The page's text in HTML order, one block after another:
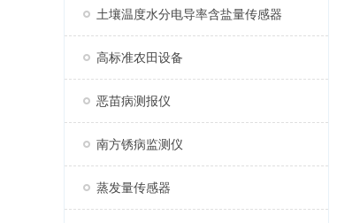
土壤温度水分电导率含盐量传感器
高标准农田设备
恶苗病测报仪
南方锈病监测仪
蒸发量传感器